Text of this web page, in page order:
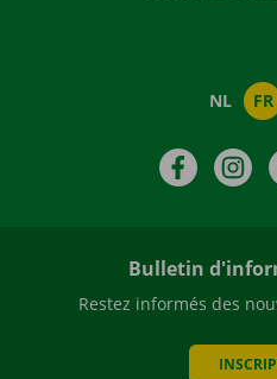
NL FR
Facebook
Bulletin
Restez informés des